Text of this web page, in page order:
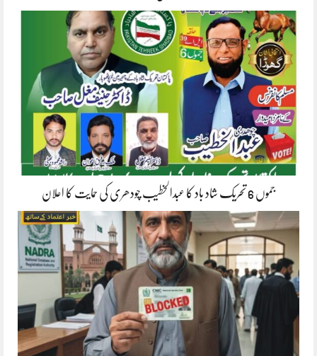
جموں 6 تحریک شاد باد کا عبدالخطیب چودھری کی حمایت کا اعلان